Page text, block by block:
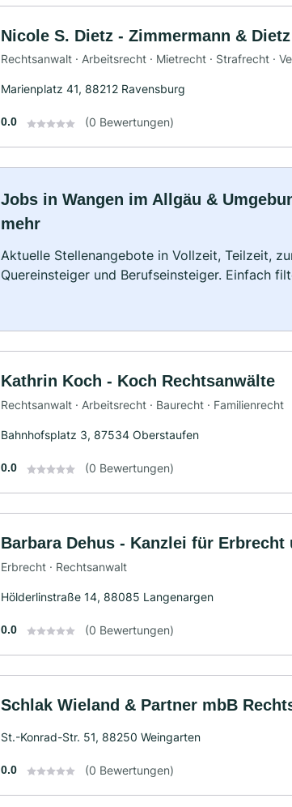
Nicole S. Dietz - Zimmermann &
Rechtsanwalt · Arbeitsrecht · Mietrecht · Strafrecht ·
Marienplatz 41, 88212 Ravensburg
0.0 (0 Bewertungen)
Jobs in Wangen im Allgäu &
mehr
Aktuelle Stellenangebote in Vollzeit, Teilzeit,
Quereinsteiger und Berufseinsteiger. Einfach
Kathrin Koch - Koch Rechtsanwälte
Rechtsanwalt · Arbeitsrecht · Baurecht · Familienrecht
Bahnhofsplatz 3, 87534 Oberstaufen
0.0 (0 Bewertungen)
Barbara Dehus - Kanzlei für
Erbrecht · Rechtsanwalt
Hölderlinstraße 14, 88085 Langenargen
0.0 (0 Bewertungen)
Schlak Wieland & Partner mbB
St.-Konrad-Str. 51, 88250 Weingarten
0.0 (0 Bewertungen)